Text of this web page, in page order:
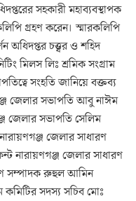
সহকারী মহাব্যবস্থাপক
গ্রহণ করেন। স্মারকলিপি
অধিদপ্তর চত্ত্বর ও শহিদ
মিলস লিঃ শ্রমিক সংগ্রাম
সংহতি জানিয়ে বক্তব্য
জেলার সভাপতি আবু নাঈম
জেলার সভাপতি সেলিম
জেলার সাধারণ
নারায়ণগঞ্জ জেলার সাধারণ
সম্পাদক রুহুল আমিন
কমিটির সদস্য সচিব মোঃ